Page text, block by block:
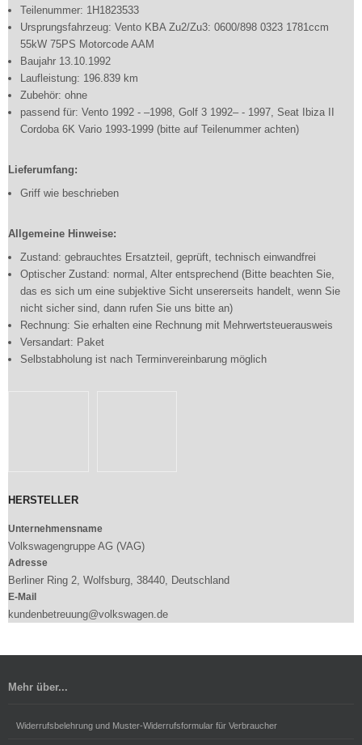
Teilenummer: 1H1823533
Ursprungsfahrzeug: Vento KBA Zu2/Zu3: 0600/898 0323 1781ccm
55kW 75PS Motorcode AAM
Baujahr 13.10.1992
Laufleistung: 196.839 km
Zubehör: ohne
passend für: Vento 1992 - –1998, Golf 3 1992– - 1997, Seat Ibiza II
Cordoba 6K Vario 1993-1999 (bitte auf Teilenummer achten)
Lieferumfang:
Griff wie beschrieben
Allgemeine Hinweise:
Zustand: gebrauchtes Ersatzteil, geprüft, technisch einwandfrei
Optischer Zustand: normal, Alter entsprechend (Bitte beachten Sie,
das es sich um eine subjektive Sicht unsererseits handelt, wenn Sie
nicht sicher sind, dann rufen Sie uns bitte an)
Rechnung: Sie erhalten eine Rechnung mit Mehrwertsteuerausweis
Versandart: Paket
Selbstabholung ist nach Terminvereinbarung möglich
HERSTELLER
Unternehmensname
Volkswagengruppe AG (VAG)
Adresse
Berliner Ring 2, Wolfsburg, 38440, Deutschland
E-Mail
kundenbetreuung@volkswagen.de
Mehr über...
Widerrufsbelehrung und Muster-Widerrufsformular für Verbraucher